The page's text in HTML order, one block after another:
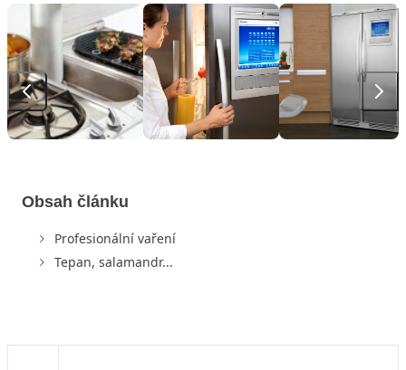
Obsah článku
Profesionální vaření
Tepan, salamandr...